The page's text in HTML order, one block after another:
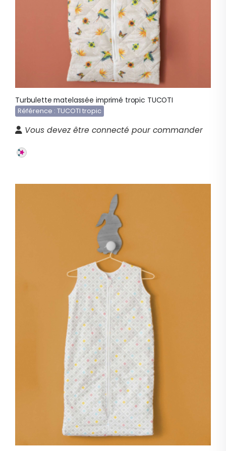
Turbulette matelassée imprimé tropic TUCOTI
Référence : TUCOTI tropic
Vous devez être connecté pour commander